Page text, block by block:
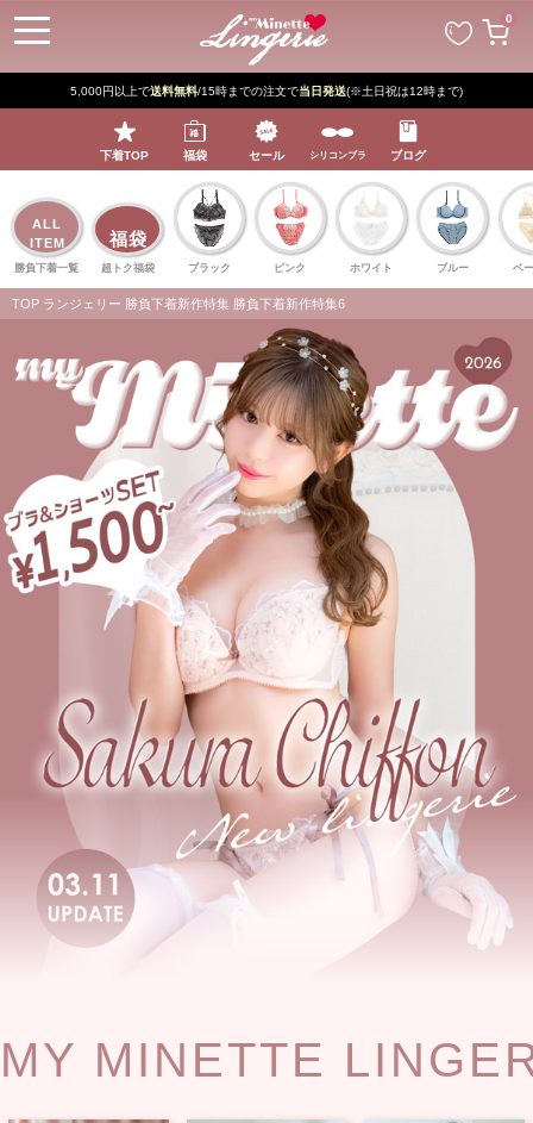
0
5,000円以上で送料無料/15時までの注文で当日発送(※土日祝は12時まで)
下着TOP 福袋 セール シリコンブラ ブログ
ALL
ITEM
勝負下着一覧
福袋
超トク福袋 ブラック ピンク ホワイト ブルー ベ
TOP ランジェリー 勝負下着新作特集 勝負下着新作特集6
MY MINETTE
ジト